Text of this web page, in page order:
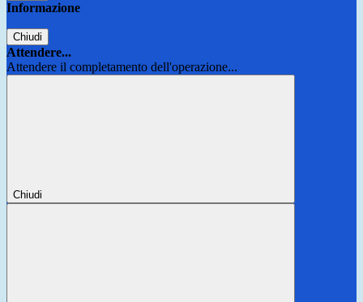
Informazione
Chiudi
Attendere...
Attendere il completamento dell'operazione...
Chiudi